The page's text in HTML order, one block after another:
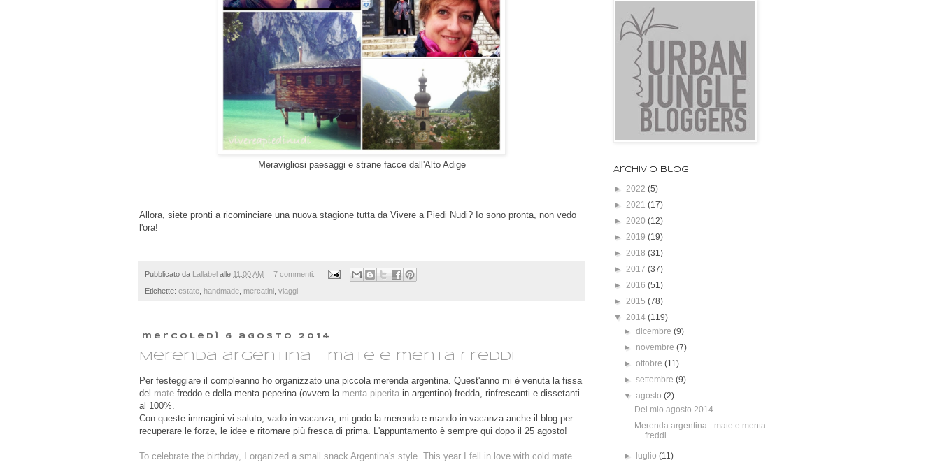
Meravigliosi paesaggi e strane facce dall'Alto Adige
Allora, siete pronti a ricominciare una nuova stagione tutta da Vivere a Piedi Nudi? Io sono pronta, non vedo
l'ora!
Pubblicato da Lallabel alle 11:00 AM 7 commenti:
Etichette: estate handmade mercatini viaggi
mercoledì 6 agosto 2014
Merenda argentina - mate e menta freddi
Per festeggiare il compleanno ho organizzato una piccola merenda argentina. Quest'anno mi è venuta la fissa
del mate freddo e della menta peperina (ovvero la menta piperita in argentino) fredda, rinfrescanti e dissetanti
al 100%.
Con queste immagini vi saluto, vado in vacanza, mi godo la merenda e mando in vacanza anche il blog per
recuperare le forze, le idee e ritornare più fresca di prima. L'appuntamento è sempre qui dopo il 25 agosto!
To celebrate the birthday, I organized a small snack Argentina's style. This year I fell in love with cold mate
Archivio blog
► 2022 (5)
► 2021 (17)
► 2020 (12)
► 2019 (19)
► 2018 (31)
► 2017 (37)
► 2016 (51)
► 2015 (78)
▼ 2014 (119)
►dicembre(9)
► novembre(7)
►ottobre(11)
►settembre(9)
▼agosto(2)
Del mio agosto 2014
Merenda argentina - mate e menta
freddi
► luglio(11)